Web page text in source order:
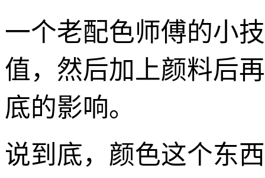
一个老配色师傅的小
值，然后加上颜料后
底的影响。
说到底，颜色这个东